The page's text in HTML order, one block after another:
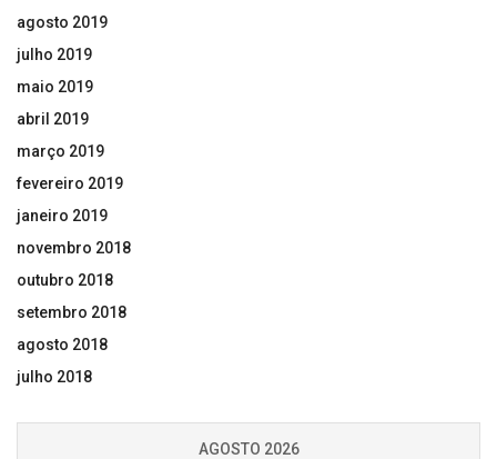
agosto 2019
julho 2019
maio 2019
abril 2019
março 2019
fevereiro 2019
janeiro 2019
novembro 2018
outubro 2018
setembro 2018
agosto 2018
julho 2018
AGOSTO 2026